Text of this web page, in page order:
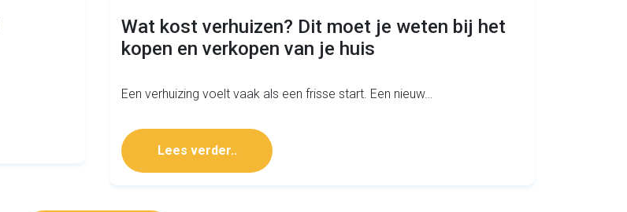
Wat kost verhuizen? Dit moet je weten bij het
kopen en verkopen van je huis
Een verhuizing voelt vaak als een frisse start. Een nieuw…
Lees verder..